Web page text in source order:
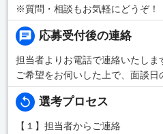
※質問・相談もお気軽にどうぞ！
応募受付後の連絡
担当者よりお電話で連絡いたしま
ご希望をお伺いした上で、面談日
選考プロセス
【１】担当者からご連絡